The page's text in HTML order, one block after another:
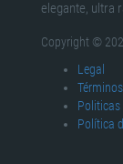
elegante, ultra
Copyright ©
Legal
Politicas
Política